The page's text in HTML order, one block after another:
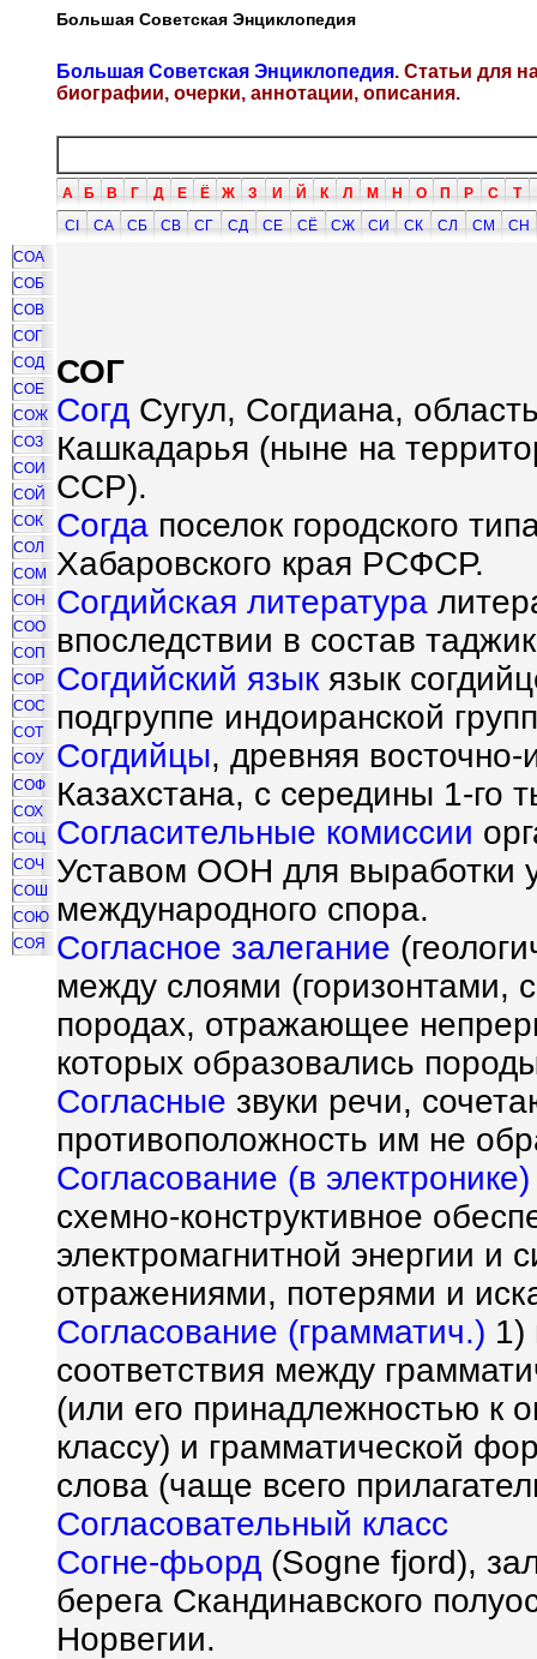
Большая Советская Энциклопедия
Большая Советская Энциклопедия. Статьи для
биографии, очерки, аннотации, описания.
А Б В Г Д Е Ё Ж З И Й К Л М Н О П Р С Т
СI
СА СБ СВ СГ СД СЕ СЁ СЖ СИ СК СЛ СМ
СН
СОА
СОБ
СОВ
СОГ
СОД
СОЕ
СОЖ
СОЗ
СОИ
СОЙ
СОК
СОЛ
СОМ
СОН
СОО
СОП
СОР
СОС
СОТ
СОУ
СОФ
СОХ
СОЦ
СОЧ
СОШ
СОЮ
СОЯ
СОГ
Согд Сугул, Согдиана,
Кашкадарья (ныне на
ССР).
Согда поселок городского
Хабаровского края РСФСР.
Согдийская литература
впоследствии в состав
Согдийский язык язык
подгруппе индоиранской
Согдийцы, древняя
Казахстана, с середины 1-го
Согласительные комиссии
Уставом ООН для выработки
международного спора.
Согласное залегание
между слоями (горизонтами,
породах, отражающее
которых образовались
Согласные звуки речи,
противоположность им не
Согласование (в электронике)
схемно-конструктивное
электромагнитной энергии
отражениями, потерями и
Согласование (грамматич.) 1)
соответствия между
(или его принадлежностью к
классу) и грамматической
слова (чаще всего
Согласовательный класс
Согне-фьорд (Sogne fjord),
берега Скандинавского
Норвегии.